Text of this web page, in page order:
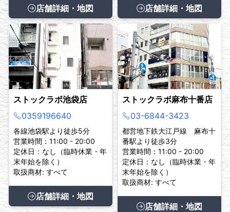
店舗詳細・地図 店舗詳細・地図
ストックラボ池袋店
0359196640
各線池袋駅より徒歩5分
営業時間：11:00 - 20:00
定休日：なし（臨時休業・年
末年始を除く）
取扱商材: すべて
店舗詳細・地図
ストックラボ麻布十番店
03-6844-3423
都営地下鉄大江戸線 麻布十
番駅より徒歩3分
営業時間：11:00 - 20:00
定休日：なし（臨時休業・年
末年始を除く）
取扱商材: すべて
店舗詳細・地図